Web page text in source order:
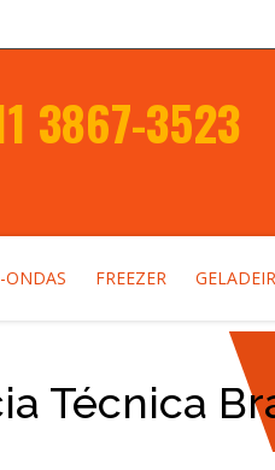
3867-3523
ONDAS FREEZER
Técnica